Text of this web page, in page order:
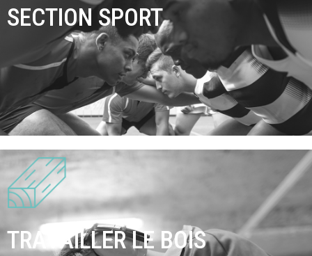
SECTION SPORT
TRAVAILLER LE BOIS